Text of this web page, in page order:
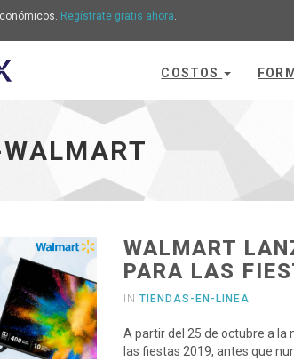
Regístrate gratis ahora.
COSTOS
WALMART
PARA LAS
INTIENDAS-EN-LINEA
A partir del 25 de octubre a
las fiestas 2019, antes que